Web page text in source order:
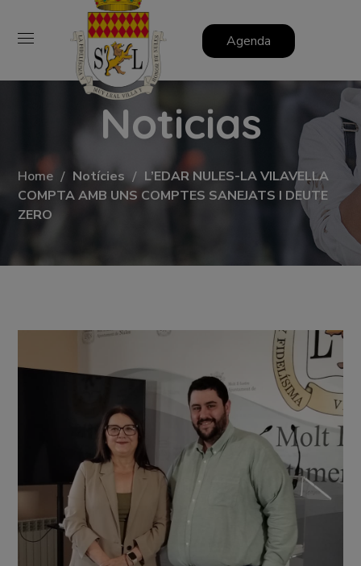
Agenda
Noticias
Home Notícies
L’EDAR NULES-LA VILAVELLA
COMPTA AMB UNS COMPTES SANEJATS I DEUTE
ZERO